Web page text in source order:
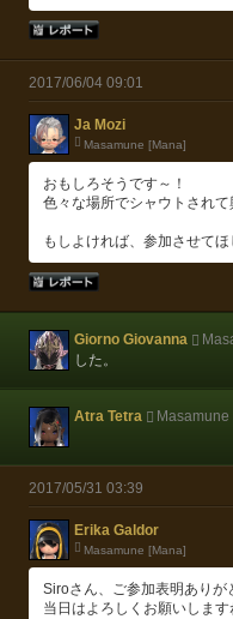
2017/06/04 09:01
Ja Mozi
Masamune [Mana]
おもしろそうです～！
色々な場所でシャウトされて
もしよければ、参加させてほ
Giorno Giovanna
した。
Atra Tetra Masamune
2017/05/31 03:39
Erika Galdor
Masamune [Mana]
Siroさん、ご参加表明ありが
当日はよろしくお願いしま